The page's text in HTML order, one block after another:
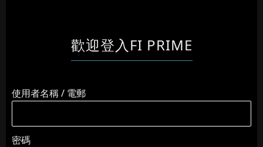
歡迎登入FI PRIME
使用者名稱 / 電郵
密碼